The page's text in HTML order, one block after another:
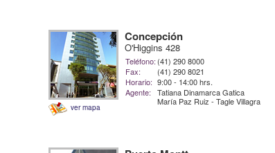
ver mapa
Concepción
O'Higgins 428
Teléfono: (41) 290 8000
Fax:
(41) 290 8021
Horario: 9:00 - 14:00 hrs.
Agente:
Tatiana Dinamarca Gatica
María Paz Ruiz - Tagle Villagra